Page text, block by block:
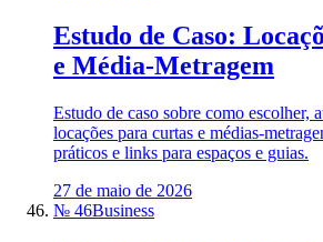
Estudo de Caso:
e Média-Metragem
Estudo de caso sobre como escolher,
locações para curtas e médias-
práticos e links para espaços e guias.
27 de maio de 2026
№ 46Business